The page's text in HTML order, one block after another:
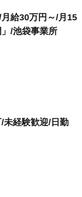
給30万円～/月15
/池袋事業所
未経験歓迎/日勤